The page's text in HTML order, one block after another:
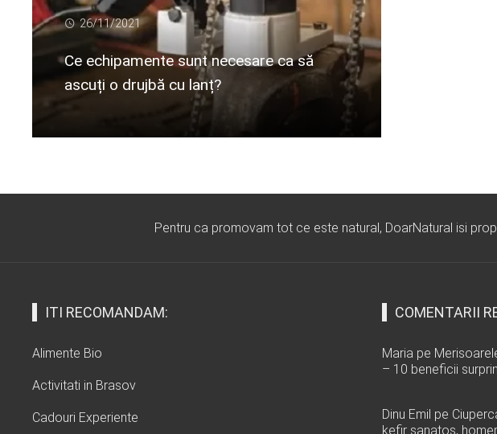
26/11/2021
Ce echipamente sunt necesare ca să
ascuți o drujbă cu lanț?
Pentru ca promovam tot ce este natural, DoarNatural isi
ITI RECOMANDAM:
Alimente Bio
Activitati in Brasov
Cadouri Experiente
COMENTARII
Maria pe
– 10 beneficii
Dinu Emil pe
kefir sanatos,